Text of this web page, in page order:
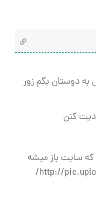
دوستان بگم زور
کنن
سایت باز میشه